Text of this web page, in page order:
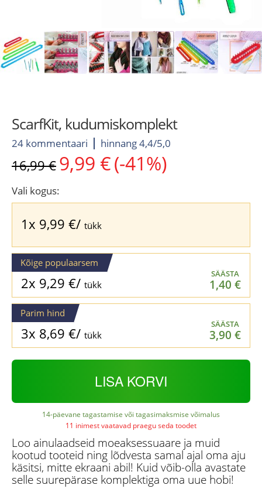
ScarfKit, kudumiskomplekt
24 kommentaari hinnang 4,4/5,0
16,99€ Algne
hind
oli:
16,99 €.
9,99 € Current
price
9,99 €.
(-41%)
Vali kogus:
1x 9,99 €/ tükk
Kõige populaarsem
2x 9,29 €/ tükk
SÄÄSTA
1,40 €
Parim hind
3x 8,69 €/ tükk
SÄÄSTA
3,90 €
LISA KORVI
14-päevane tagastamise või tagasimaksmise võimalus
11 inimest vaatavad praegu seda toodet
Loo ainulaadseid moeaksessuaare ja muid
kootud tooteid ning lõdvesta samal ajal oma aju
käsitsi, mitte ekraani abil! Kuid võib-olla avastate
selle suurepärase komplektiga oma uue hobi!